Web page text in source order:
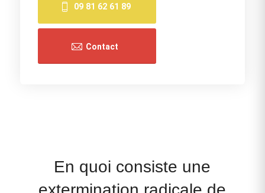
09 81 62 61 89
Contact
En quoi consiste une